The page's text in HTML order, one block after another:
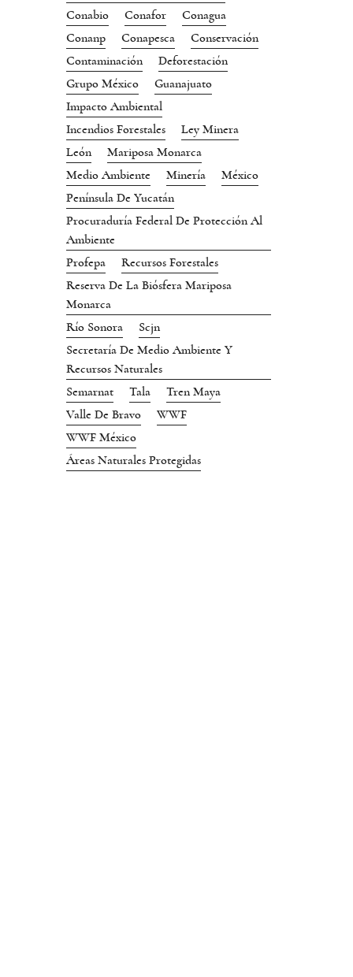
Conabio
Conafor
Conagua
Conanp
Conapesca
Conservación
Contaminación
Deforestación
Grupo México
Guanajuato
Impacto Ambiental
Incendios Forestales
Ley Minera
León
Mariposa Monarca
Medio Ambiente
Minería
México
Península De Yucatán
Procuraduría Federal De Protección Al
Ambiente
Profepa
Recursos Forestales
Reserva De La Biósfera Mariposa
Monarca
Río Sonora
Scjn
Secretaría De Medio Ambiente Y
Recursos Naturales
Semarnat
Tala
Tren Maya
Valle De Bravo
WWF
WWF México
Áreas Naturales Protegidas